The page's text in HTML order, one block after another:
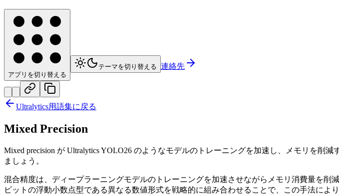
アプリを切り替える
テーマを切り替える 連絡先
Ultralytics用語集に戻る
Mixed Precision
Mixed precision が Ultralytics YOLO26 のようなモデルのトレーニングを加速し、メモリを削
ましょう。
混合精度は、ディープラーニングモデルのトレーニングを加速させながらメモリ消費量を削
ビットの浮動小数点型である異なる数値形式を戦略的に組み合わせることで、この手法により